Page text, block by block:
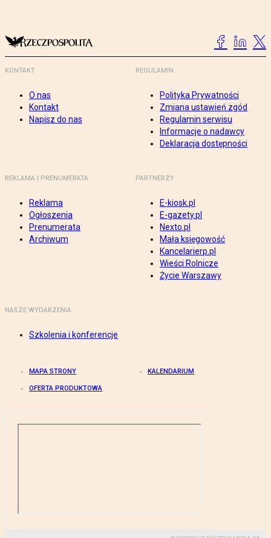
KONTAKT
O nas
Kontakt
Napisz do nas
REGULAMIN
Polityka Prywatności
Zmiana ustawień zgód
Regulamin serwisu
Informacje o nadawcy
Deklaracja dostępności
REKLAMA I PRENUMERATA
Reklama
Ogłoszenia
Prenumerata
Archiwum
PARTNERZY
E-kiosk.pl
E-gazety.pl
Nexto.pl
Mała księgowość
Kancelarierp.pl
Wieści Rolnicze
Życie Warszawy
NASZE WYDARZENIA
Szkolenia i konferencje
MAPA STRONY KALENDARIUM
OFERTA PRODUKTOWA